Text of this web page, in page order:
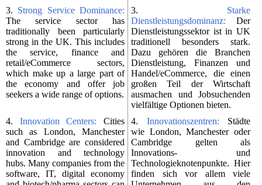
3. Strong Service Dominance:
The service sector has
traditionally been particularly
strong in the UK. This includes
the service, finance and
retail/eCommerce sectors,
which make up a large part of
the economy and offer job
seekers a wide range of options.
3. Starke
Dienstleistungsdominanz: Der
Dienstleistungssektor ist in UK
traditionell besonders stark.
Dazu gehören die Branchen
Dienstleistung, Finanzen und
Handel/eCommerce, die einen
großen Teil der Wirtschaft
ausmachen und Jobsuchenden
vielfältige Optionen bieten.
4. Innovation Centers:Cities
such as London, Manchester
and Cambridge are considered
innovation and technology
hubs. Many companies from the
software, IT, digital economy
4. Innovationszentren: Städte
wie London, Manchester oder
Cambridge gelten als
Innovations- und
Technologieknotenpunkte. Hier
finden sich vor allem viele